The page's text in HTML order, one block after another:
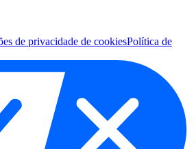
de privacidade de cookiesPolítica de